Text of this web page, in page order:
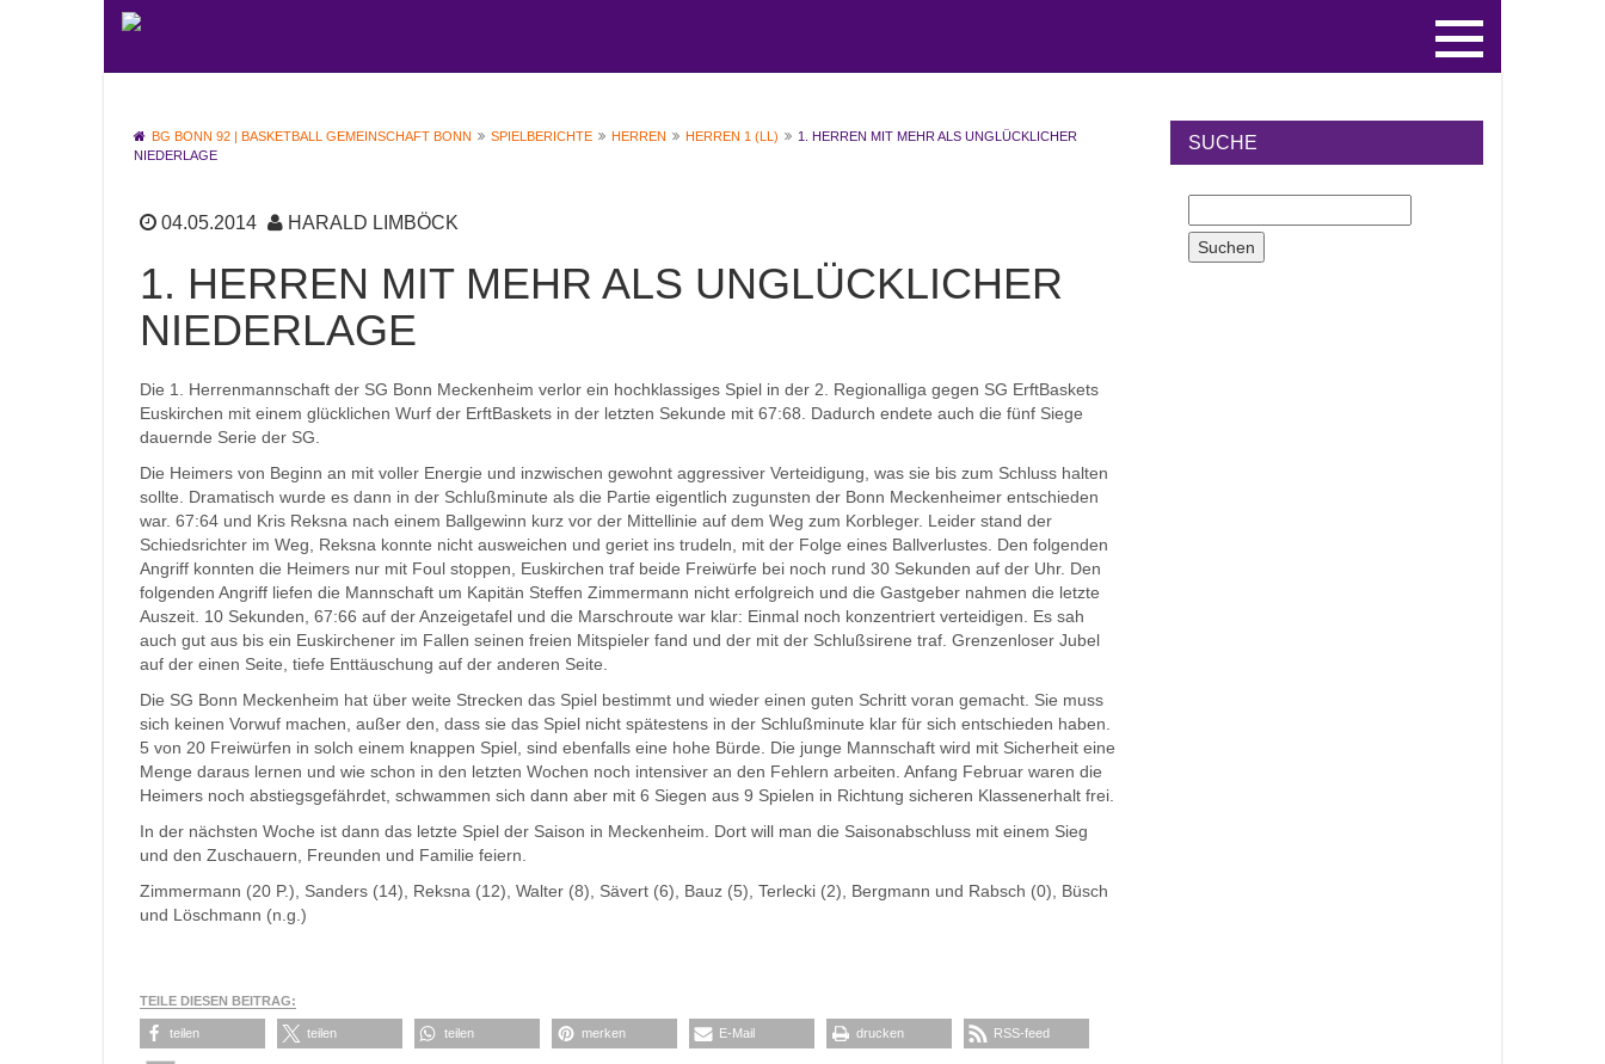
BG BONN 92 | BASKETBALL GEMEINSCHAFT BONN SPIELBERICHTE HERREN HERREN 1 (LL)
1. HERREN MIT MEHR ALS UNGLÜCKLICHER
NIEDERLAGE
04.05.2014 HARALD LIMBÖCK
1. HERREN MIT MEHR ALS UNGLÜCKLICHER
NIEDERLAGE
Die 1. Herrenmannschaft der SG Bonn Meckenheim verlor ein hochklassiges Spiel in der 2. Regionalliga gegen SG ErftBaskets
Euskirchen mit einem glücklichen Wurf der ErftBaskets in der letzten Sekunde mit 67:68. Dadurch endete auch die fünf Siege
dauernde Serie der SG.
Die Heimers von Beginn an mit voller Energie und inzwischen gewohnt aggressiver Verteidigung, was sie bis zum Schluss halten
sollte. Dramatisch wurde es dann in der Schlußminute als die Partie eigentlich zugunsten der Bonn Meckenheimer entschieden
war. 67:64 und Kris Reksna nach einem Ballgewinn kurz vor der Mittellinie auf dem Weg zum Korbleger. Leider stand der
Schiedsrichter im Weg, Reksna konnte nicht ausweichen und geriet ins trudeln, mit der Folge eines Ballverlustes. Den folgenden
Angriff konnten die Heimers nur mit Foul stoppen, Euskirchen traf beide Freiwürfe bei noch rund 30 Sekunden auf der Uhr. Den
folgenden Angriff liefen die Mannschaft um Kapitän Steffen Zimmermann nicht erfolgreich und die Gastgeber nahmen die letzte
Auszeit. 10 Sekunden, 67:66 auf der Anzeigetafel und die Marschroute war klar: Einmal noch konzentriert verteidigen. Es sah
auch gut aus bis ein Euskirchener im Fallen seinen freien Mitspieler fand und der mit der Schlußsirene traf. Grenzenloser Jubel
auf der einen Seite, tiefe Enttäuschung auf der anderen Seite.
Die SG Bonn Meckenheim hat über weite Strecken das Spiel bestimmt und wieder einen guten Schritt voran gemacht. Sie muss
sich keinen Vorwuf machen, außer den, dass sie das Spiel nicht spätestens in der Schlußminute klar für sich entschieden haben.
5 von 20 Freiwürfen in solch einem knappen Spiel, sind ebenfalls eine hohe Bürde. Die junge Mannschaft wird mit Sicherheit eine
Menge daraus lernen und wie schon in den letzten Wochen noch intensiver an den Fehlern arbeiten. Anfang Februar waren die
Heimers noch abstiegsgefährdet, schwammen sich dann aber mit 6 Siegen aus 9 Spielen in Richtung sicheren Klassenerhalt frei.
In der nächsten Woche ist dann das letzte Spiel der Saison in Meckenheim. Dort will man die Saisonabschluss mit einem Sieg
und den Zuschauern, Freunden und Familie feiern.
Zimmermann (20 P.), Sanders (14), Reksna (12), Walter (8), Sävert (6), Bauz (5), Terlecki (2), Bergmann und Rabsch (0), Büsch
und Löschmann (n.g.)
TEILE DIESEN BEITRAG:
teilen teilen teilen merken E-Mail drucken RSS-feed
SUCHE